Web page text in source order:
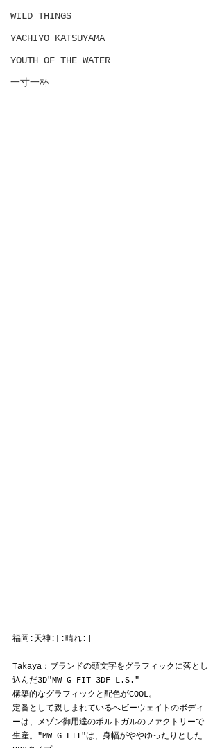
WILD THINGS
YACHIYO KATSUYAMA
YOUTH OF THE WATER
一寸一杯
福岡:天神:[:晴れ:]
Takaya：ブランドの頭文字をグラフィックに落とし
込んだ3D"MW G FIT 3DF L.S."
構築的なグラフィックと配色がCOOL。
定番として親しまれているへビーウェイトのボディ
ーは、メゾン御用達のポルトガルのファクトリーで
生産。"MW G FIT"は、身幅がややゆったりとした